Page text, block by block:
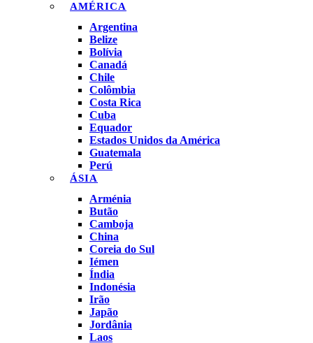
AMÉRICA
Argentina
Belize
Bolívia
Canadá
Chile
Colômbia
Costa Rica
Cuba
Equador
Estados Unidos da América
Guatemala
Perú
ÁSIA
Arménia
Butão
Camboja
China
Coreia do Sul
Iémen
Índia
Indonésia
Irão
Japão
Jordânia
Laos